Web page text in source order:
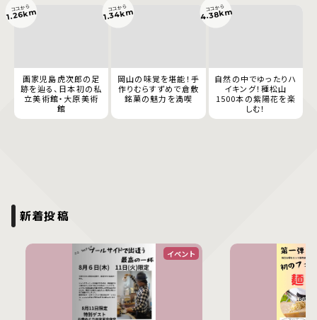
画家児島虎次郎の足
跡を辿る、日本初の私
立美術館・大原美術
館
ココから
1.26km
岡山の味覚を堪能！手
作りむらすずめで倉敷
銘菓の魅力を満喫
ココから
1.34km
自然の中でゆったりハ
イキング！種松山
1500本の紫陽花を楽
しむ！
ココから
4.38km
新着投稿
イベント